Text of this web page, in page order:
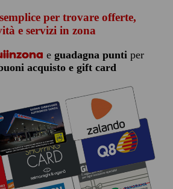
per trovare offerte,
e servizi in zona
e guadagna puntiper
acquisto e gift card